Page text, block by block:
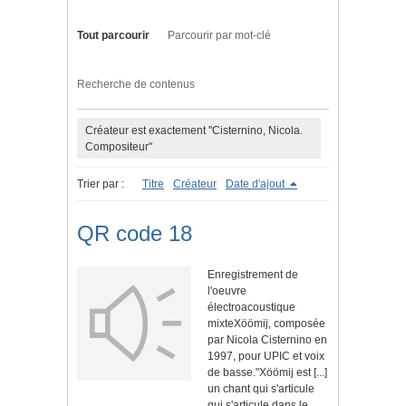
Tout parcourir Parcourir par mot-clé
Recherche de contenus
Créateur est exactement "Cisternino, Nicola.
Compositeur"
Trier par : Titre Créateur Date d'ajout
QR code 18
Enregistrement de
l'oeuvre
électroacoustique
mixteXöömij, composée
par Nicola Cisternino en
1997, pour UPIC et voix
de basse."Xöömij est [...]
un chant qui s'articule